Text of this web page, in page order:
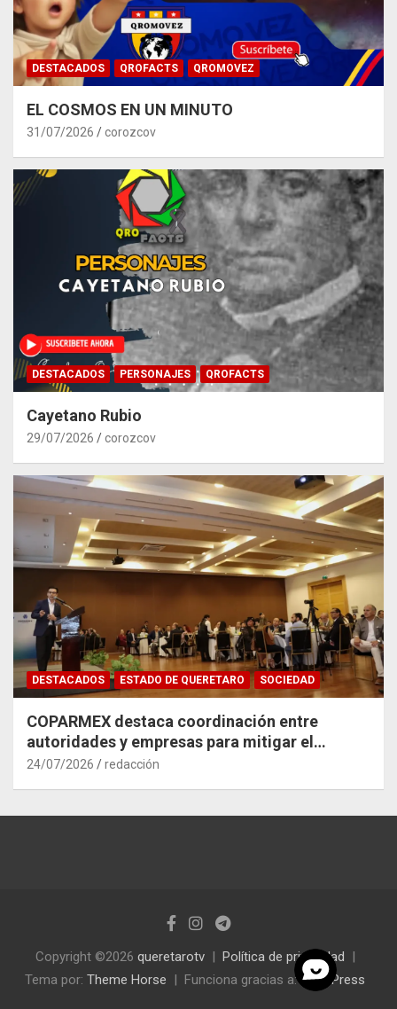
DESTACADOS QROFACTS QROMOVEZ
EL COSMOS EN UN MINUTO
31/07/2026 corozcov
DESTACADOS PERSONAJES QROFACTS
Cayetano Rubio
29/07/2026 corozcov
DESTACADOS ESTADO DE QUERETARO SOCIEDAD
COPARMEX destaca coordinación entre
autoridades y empresas para mitigar el
impacto del Tren México–Querétaro
24/07/2026 redacción
Copyright ©2026 queretarotv
Política de privacidad
Tema por: Theme Horse Funciona gracias a:WordPress